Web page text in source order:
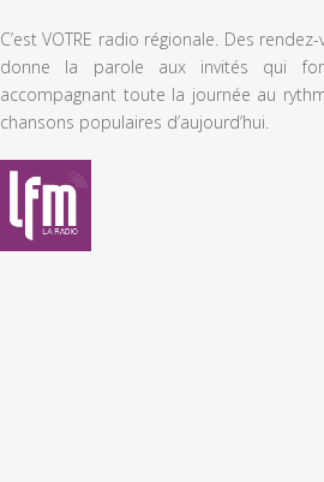
C’est VOTRE radio régionale. Des
donne la parole aux invités qui
accompagnant toute la journée au
chansons populaires d’aujourd’hui.